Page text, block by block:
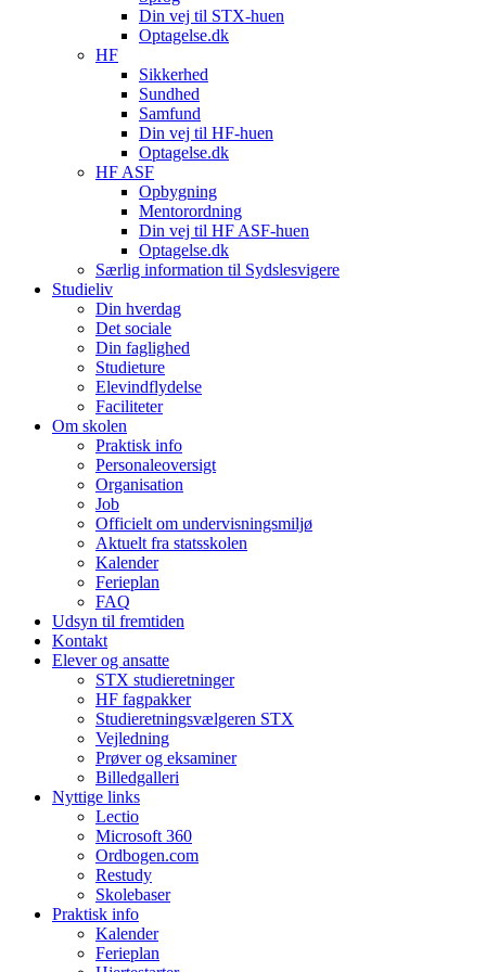
Din vej til STX-huen
Optagelse.dk
HF
Sikkerhed
Sundhed
Samfund
Din vej til HF-huen
Optagelse.dk
HF ASF
Opbygning
Mentorordning
Din vej til HF ASF-huen
Optagelse.dk
Særlig information til Sydslesvigere
Studieliv
Din hverdag
Det sociale
Din faglighed
Studieture
Elevindflydelse
Faciliteter
Om skolen
Praktisk info
Personaleoversigt
Organisation
Job
Officielt om undervisningsmiljø
Aktuelt fra statsskolen
Kalender
Ferieplan
FAQ
Udsyn til fremtiden
Kontakt
Elever og ansatte
STX studieretninger
HF fagpakker
Studieretningsvælgeren STX
Vejledning
Prøver og eksaminer
Billedgalleri
Nyttige links
Lectio
Microsoft 360
Ordbogen.com
Restudy
Skolebaser
Praktisk info
Kalender
Ferieplan